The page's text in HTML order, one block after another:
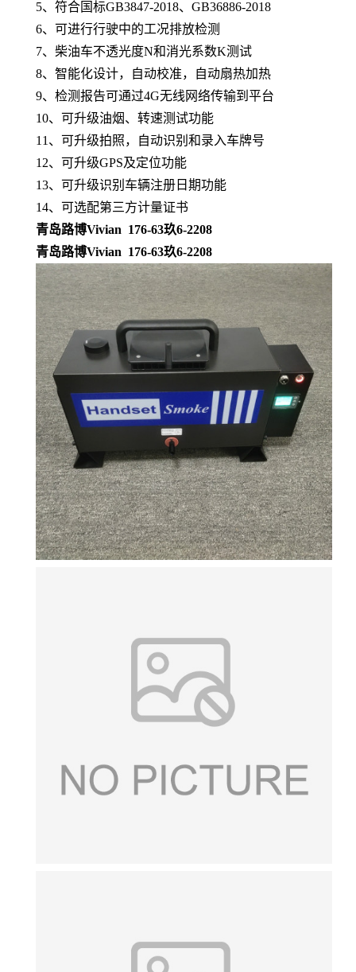
5、符合国标GB3847-2018、GB36886-2018
6、 可进行行驶中的工况排放检测
7、 柴油车不透光度N和消光系数K测试
8、 智能化设计，自动校准，自动扇热加热
9、 检测报告可通过4G无线网络传输到平台
10、 可升级油烟、转速测试功能
11、 可升级拍照，自动识别和录入车牌号
12、 可升级GPS及定位功能
13、可升级识别车辆注册日期功能
14、可选配第三方计量证书
青岛路博Vivian 176-63玖6-2208
青岛路博Vivian 176-63玖6-2208